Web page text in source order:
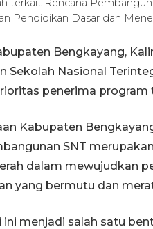
Rencana
Pendidikan Dasar dan
Bengkayang,
Nasional
penerima program
Kabupaten
SNT
dalam mewujudkan
yang bermutu dan
menjadi salah satu